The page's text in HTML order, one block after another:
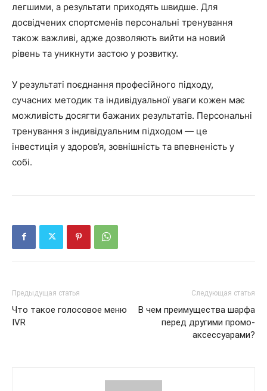
легшими, а результати приходять швидше. Для
досвідчених спортсменів персональні тренування
також важливі, адже дозволяють вийти на новий
рівень та уникнути застою у розвитку.
У результаті поєднання професійного підходу,
сучасних методик та індивідуальної уваги кожен має
можливість досягти бажаних результатів. Персональні
тренування з індивідуальним підходом — це
інвестиція у здоров’я, зовнішність та впевненість у
собі.
Предыдущая статья
Что такое голосовое меню
IVR
Следующая статья
В чем преимущества шарфа
перед другими промо-
аксессуарами?